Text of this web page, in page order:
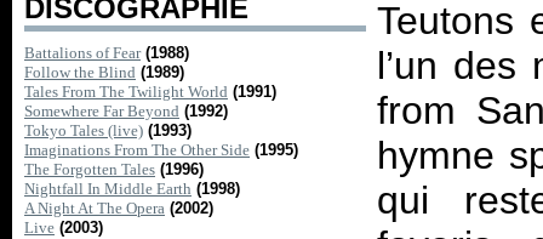
DISCOGRAPHIE
Battalions of Fear (1988)
Follow the Blind (1989)
Tales From The Twilight World (1991)
Somewhere Far Beyond (1992)
Tokyo Tales (live) (1993)
Imaginations From The Other Side (1995)
The Forgotten Tales (1996)
Nightfall In Middle Earth (1998)
A Night At The Opera (2002)
Live (2003)
Teutons
l’un des
from
hymne
qui